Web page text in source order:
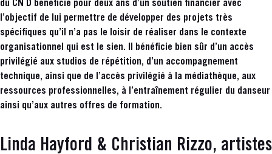
du CN D bénéficie pour deux ans d’un soutien financier avec
l’objectif de lui permettre de développer des projets très
spécifiques qu’il n’a pas le loisir de réaliser dans le contexte
organisationnel qui est le sien. Il bénéficie bien sûr d’un accès
privilégié aux studios de répétition, d’un accompagnement
technique, ainsi que de l’accès privilégié à la médiathèque, aux
ressources professionnelles, à l’entraînement régulier du danseur
ainsi qu’aux autres offres de formation.
Linda Hayford & Christian Rizzo, artistes